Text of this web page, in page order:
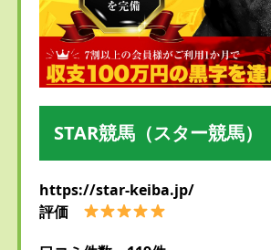
STAR競馬（スター競馬）
https://star-keiba.jp/
評価